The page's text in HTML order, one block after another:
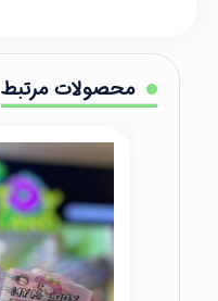
محصولات مرتبط